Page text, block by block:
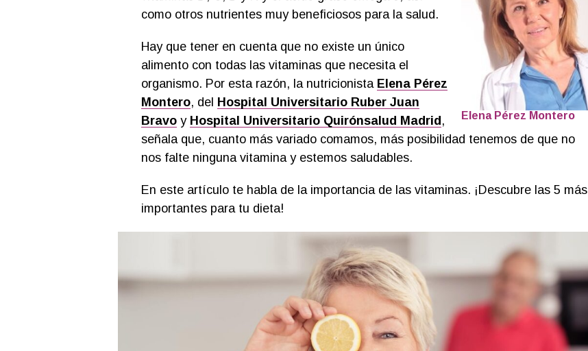
Elena Pérez Montero
como otros nutrientes muy beneficiosos para la salud.
Hay que tener en cuenta que no existe un único
alimento con todas las vitaminas que necesita el
organismo. Por esta razón, la nutricionista Elena Pérez
Montero, del Hospital Universitario Ruber Juan
Bravoy Hospital Universitario Quirónsalud Madrid,
señala que, cuanto más variado comamos, más posibilidad tenemos de que no
nos falte ninguna vitamina y estemos saludables.
En este artículo te habla de la importancia de las vitaminas. ¡Descubre las 5 más
importantes para tu dieta!